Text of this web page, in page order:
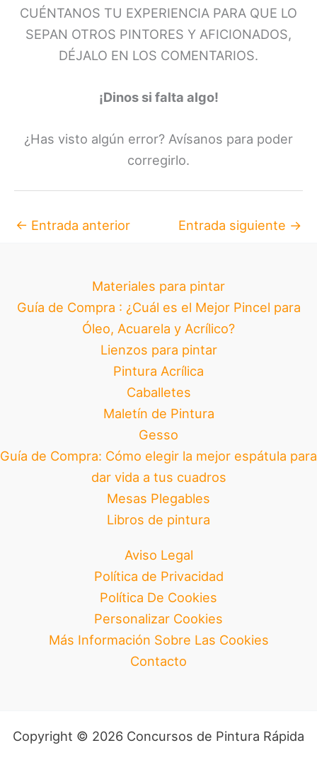
CUÉNTANOS TU EXPERIENCIA PARA QUE LO
SEPAN OTROS PINTORES Y AFICIONADOS,
DÉJALO EN LOS COMENTARIOS.
¡Dinos si falta algo!
¿Has visto algún error? Avísanos para poder
corregirlo.
← Entrada anterior Entrada siguiente →
Materiales para pintar
Guía de Compra : ¿Cuál es el Mejor Pincel para
Óleo, Acuarela y Acrílico?
Lienzos para pintar
Pintura Acrílica
Caballetes
Maletín de Pintura
Gesso
Guía de Compra: Cómo elegir la mejor espátula para
dar vida a tus cuadros
Mesas Plegables
Libros de pintura
Aviso Legal
Política de Privacidad
Política De Cookies
Personalizar Cookies
Más Información Sobre Las Cookies
Contacto
Copyright © 2026 Concursos de Pintura Rápida